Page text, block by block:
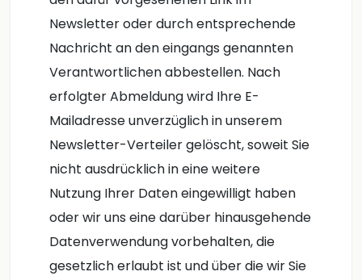
Newsletter oder durch entsprechende
Nachricht an den eingangs genannten
Verantwortlichen abbestellen. Nach
erfolgter Abmeldung wird Ihre E-
Mailadresse unverzüglich in unserem
Newsletter-Verteiler gelöscht, soweit Sie
nicht ausdrücklich in eine weitere
Nutzung Ihrer Daten eingewilligt haben
oder wir uns eine darüber hinausgehende
Datenverwendung vorbehalten, die
gesetzlich erlaubt ist und über die wir Sie